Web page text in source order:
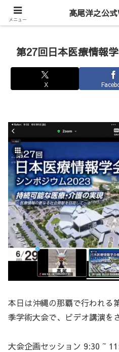
Hiroyuki Takao
第27回日本医療情報
X
本日は沖縄の那覇で行われる
季学術大会で、ビデオ講演を
大会企画セッション 9:30 ~
メニュー
髙尾洋之公